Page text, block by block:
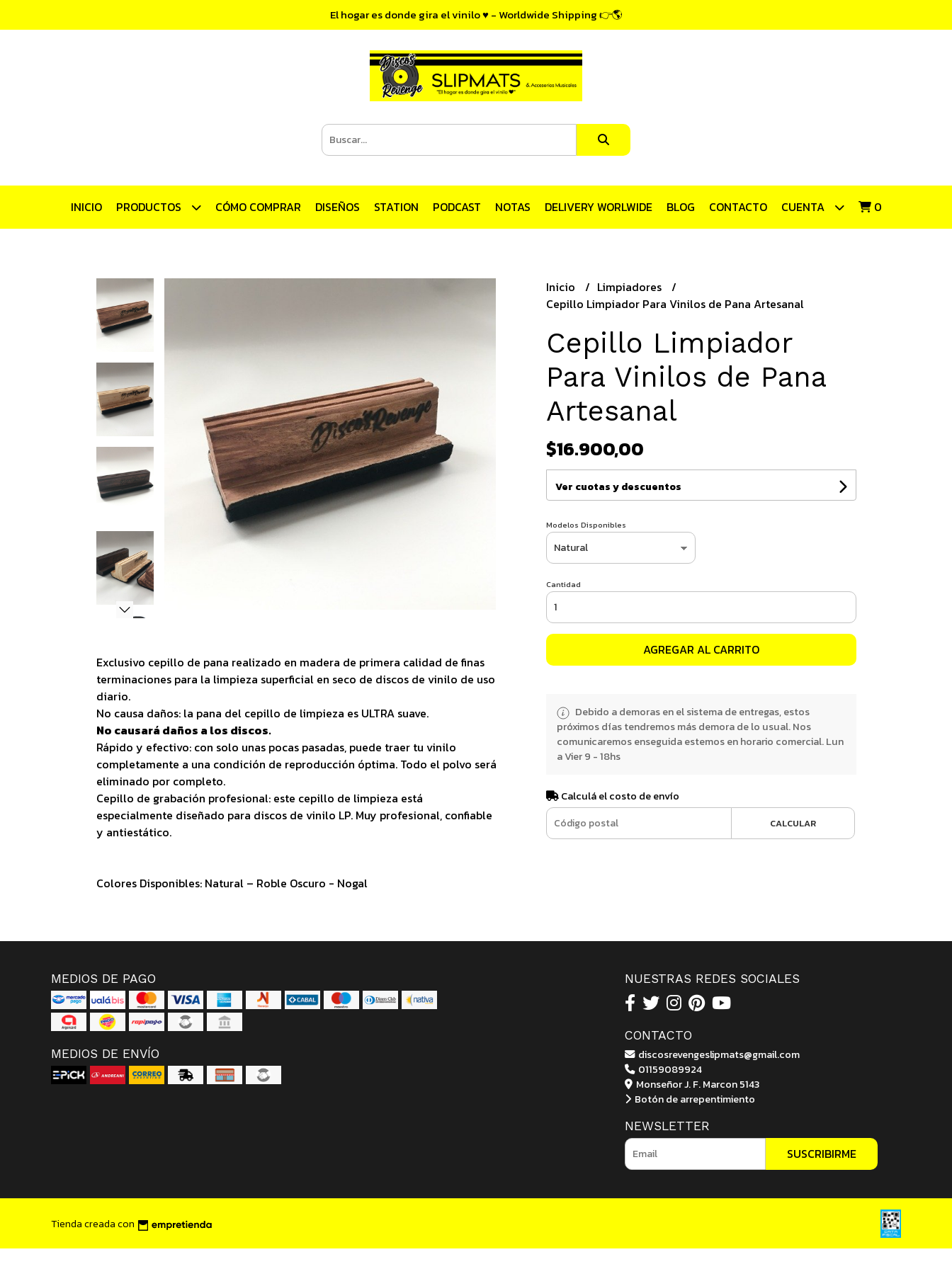
El hogar es donde gira el vinilo ♥ - Worldwide Shipping 👉🌎
INICIO PRODUCTOS CÓMO COMPRAR DISEÑOS STATION PODCAST NOTAS DELIVERY WORLWIDE BLOG CONTACTO CUENTA 0
Exclusivo cepillo de pana realizado en madera de primera calidad de finas
terminaciones para la limpieza superficial en seco de discos de vinilo de uso
diario.
No causa daños: la pana del cepillo de limpieza es ULTRA suave.
No causará daños a los discos.
Rápido y efectivo: con solo unas pocas pasadas, puede traer tu vinilo
completamente a una condición de reproducción óptima. Todo el polvo será
eliminado por completo.
Cepillo de grabación profesional: este cepillo de limpieza está
especialmente diseñado para discos de vinilo LP. Muy profesional, confiable
y antiestático.
Colores Disponibles: Natural – Roble Oscuro - Nogal
Inicio
Limpiadores
Cepillo Limpiador Para Vinilos de Pana Artesanal
Cepillo Limpiador
Para Vinilos de Pana
Artesanal
$16.900,00
Ver cuotas y descuentos
Modelos Disponibles
Cantidad
AGREGAR AL CARRITO
Debido a demoras en el sistema de entregas, estos
próximos días tendremos más demora de lo usual. Nos
comunicaremos enseguida estemos en horario comercial. Lun
a Vier 9 - 18hs
Calculá el costo de envío
CALCULAR
MEDIOS DE PAGO
MEDIOS DE ENVÍO
NUESTRAS REDES SOCIALES
CONTACTO
discosrevengeslipmats@gmail.com
01159089924
Monseñor J. F. Marcon 5143
Botón de arrepentimiento
NEWSLETTER
SUSCRIBIRME
Tienda creada con